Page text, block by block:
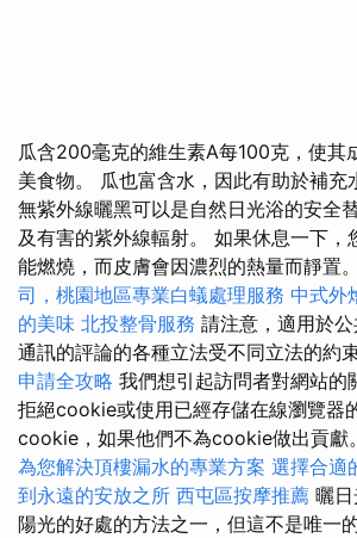
瓜含200毫克的維生素A每100克，使其
美食物。 瓜也富含水，因此有助於補充
無紫外線曬黑可以是自然日光浴的安全
及有害的紫外線輻射。 如果休息一下，
能燃燒，而皮膚會因濃烈的熱量而靜置。
司，桃園地區專業白蟻處理服務 中式外
的美味 北投整骨服務 請注意，適用於
通訊的評論的各種立法受不同立法的約
申請全攻略 我們想引起訪問者對網站的
拒絕cookie或使用已經存儲在線瀏覽器
cookie，如果他們不為cookie做出貢獻
為您解決頂樓漏水的專業方案 選擇合適
到永遠的安放之所 西屯區按摩推薦 曬
陽光的好處的方法之一，但這不是唯一